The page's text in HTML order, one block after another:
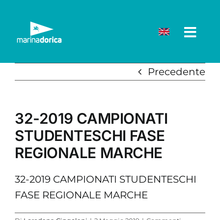
contenuto
Precedente
32-2019 CAMPIONATI
STUDENTESCHI FASE
REGIONALE MARCHE
32-2019 CAMPIONATI STUDENTESCHI
FASE REGIONALE MARCHE